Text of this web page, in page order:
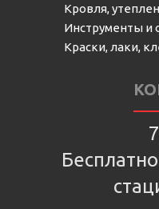
Кровля,
Инструменты и
Краски, лаки,